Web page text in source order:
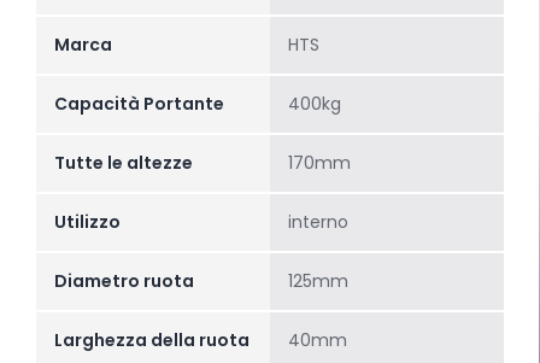
Marca HTS
Capacità Portante 400kg
Tutte le altezze 170mm
Utilizzo interno
Diametro ruota 125mm
Larghezza della ruota 40mm